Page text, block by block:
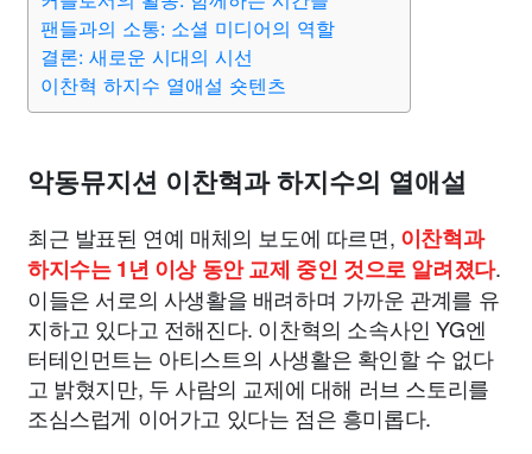
팬들과의 소통: 소셜 미디어의 역할
결론: 새로운 시대의 시선
이찬혁 하지수 열애설 숏텐츠
악동뮤지션 이찬혁과 하지수의 열애설
최근 발표된 연예 매체의 보도에 따르면, 이찬혁과
하지수는 1년 이상 동안 교제 중인 것으로 알려졌다.
이들은 서로의 사생활을 배려하며 가까운 관계를 유
지하고 있다고 전해진다. 이찬혁의 소속사인 YG엔
터테인먼트는 아티스트의 사생활은 확인할 수 없다
고 밝혔지만, 두 사람의 교제에 대해 러브 스토리를
조심스럽게 이어가고 있다는 점은 흥미롭다.